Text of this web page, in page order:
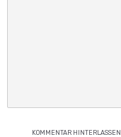
KOMMENTAR HINTERLASSEN